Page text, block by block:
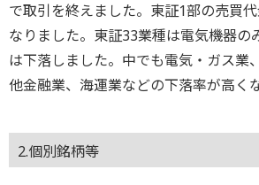
で取引を終えました。東証1部の売買
なりました。東証33業種は電気機器の
は下落しました。中でも電気・ガス業
他金融業、海運業などの下落率が高く
2.個別銘柄等